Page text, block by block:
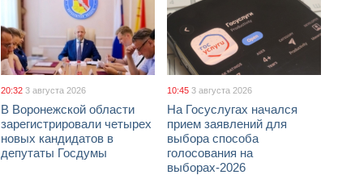
20:32 3 августа 2026
В Воронежской области
зарегистрировали четырех
новых кандидатов в
депутаты Госдумы
10:45 3 августа 2026
На Госуслугах начался
прием заявлений для
выбора способа
голосования на
выборах-2026